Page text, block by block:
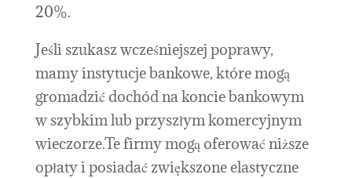
20%.
Jeśli szukasz wcześniejszej poprawy,
mamy instytucje bankowe, które mogą
gromadzić dochód na koncie bankowym
w szybkim lub przyszłym komercyjnym
wieczorze.Te firmy mogą oferować niższe
opłaty i posiadać zwiększone elastyczne